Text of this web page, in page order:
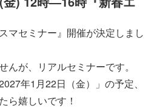
マセミナー』開催が決定しまし
んが、リアルセミナーです。
年1月22日（金）」の予定、
ら嬉しいです！